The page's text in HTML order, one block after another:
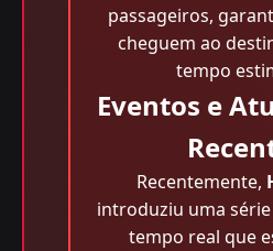
passageiros,
cheguem ao
tempo
Eventos e
Recentemente,
introduziu uma
tempo real que